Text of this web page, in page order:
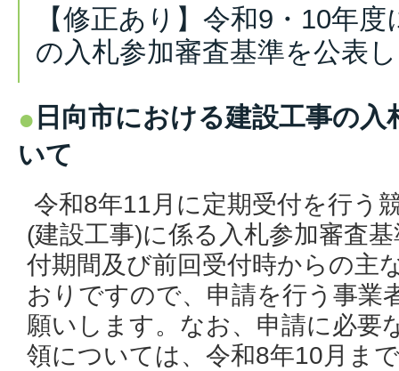
【修正あり】令和9・10年
の入札参加審査基準を公表
日向市における建設工事の
いて
令和8年11月に定期受付を行う
(建設工事)に係る入札参加審査
付期間及び前回受付時からの主
おりですので、申請を行う事業
願いします。 なお、申請に必要
領については、令和8年10月ま